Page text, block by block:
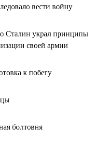
вести войну
Сталин украл принципы
своей армии
к побегу
болтовня